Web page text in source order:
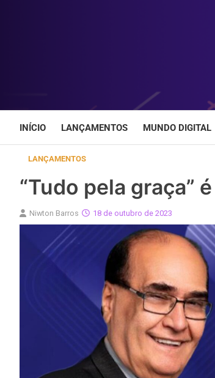
INÍCIO LANÇAMENTOS MUNDO DIGITAL
LANÇAMENTOS
“Tudo pela graça”
Niwton Barros 18 de outubro de 2023